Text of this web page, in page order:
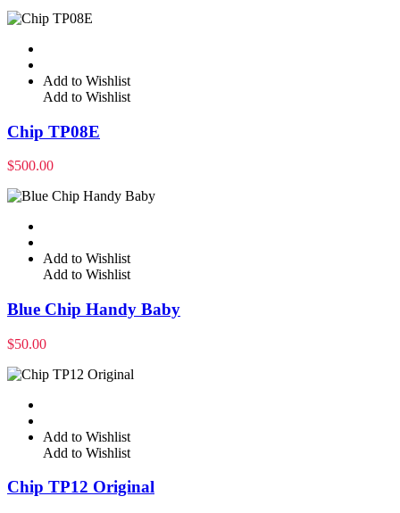
Add to Wishlist
Add to Wishlist
Chip TP08E
$500.00
Add to Wishlist
Add to Wishlist
Blue Chip Handy Baby
$50.00
Add to Wishlist
Add to Wishlist
Chip TP12 Original